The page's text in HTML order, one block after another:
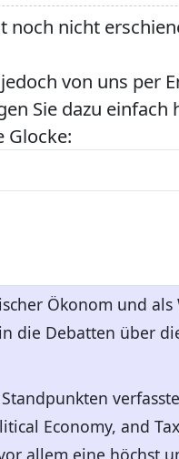
noch nicht
von uns per
Sie dazu
Glocke:
Ökonom und
die Debatten über
Economy, and
allem eine höchst